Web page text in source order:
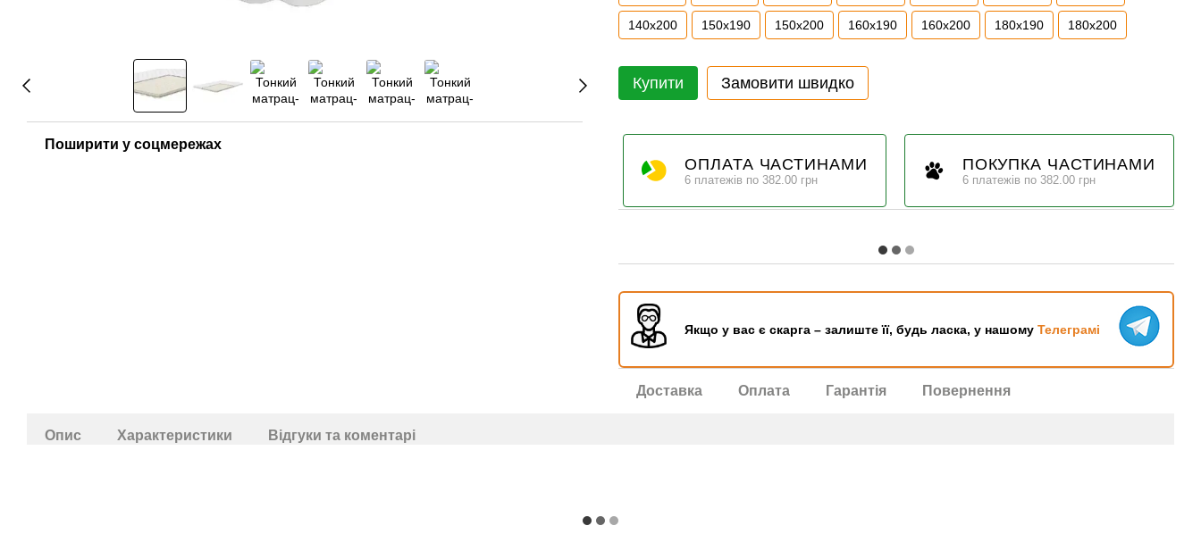
Поширити у соцмережах
140x200 150x190 150x200 160x190 160x200 180x190 180x200
Купити Замовити швидко
ОПЛАТА ЧАСТИНАМИ
6 платежів по 382.00 грн
ПОКУПКА ЧАСТИНАМИ
6 платежів по 382.00 грн
Якщо у вас є скарга – залиште її, будь ласка, у нашому Телеграмі
Доставка Оплата Гарантія Повернення
Опис Характеристики Відгуки та коментарі